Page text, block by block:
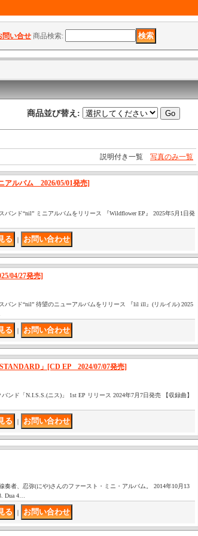
問い合せ 商品検索:
商品並び替え :
説明付き一覧 写真のみ一覧
アルバム 2026/05/01発売]
ンド“nil” ミニアルバムをリリース 『Wildflower EP』 2025年5月1日発
｜
04/27発売]
バンド“nil” 待望のニューアルバムをリリース 『lil ill』(リルイル) 2025
｜
」[CD EP 2024/07/07発売]
ンド「N.I.S.S.(ニス)」 1st EP リリース 2024年7月7日発売 【収録曲】
｜
奏者、忍弥(にや)さんのファースト・ミニ・アルバム。 2014年10月13
Dua 4…
｜